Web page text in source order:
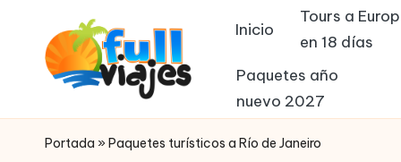
F
paquetes
de
Inicio
Tours a
en 18 días
Paquetes año
nuevo 2027
Portada » Paquetes turísticos a Río de Janeiro